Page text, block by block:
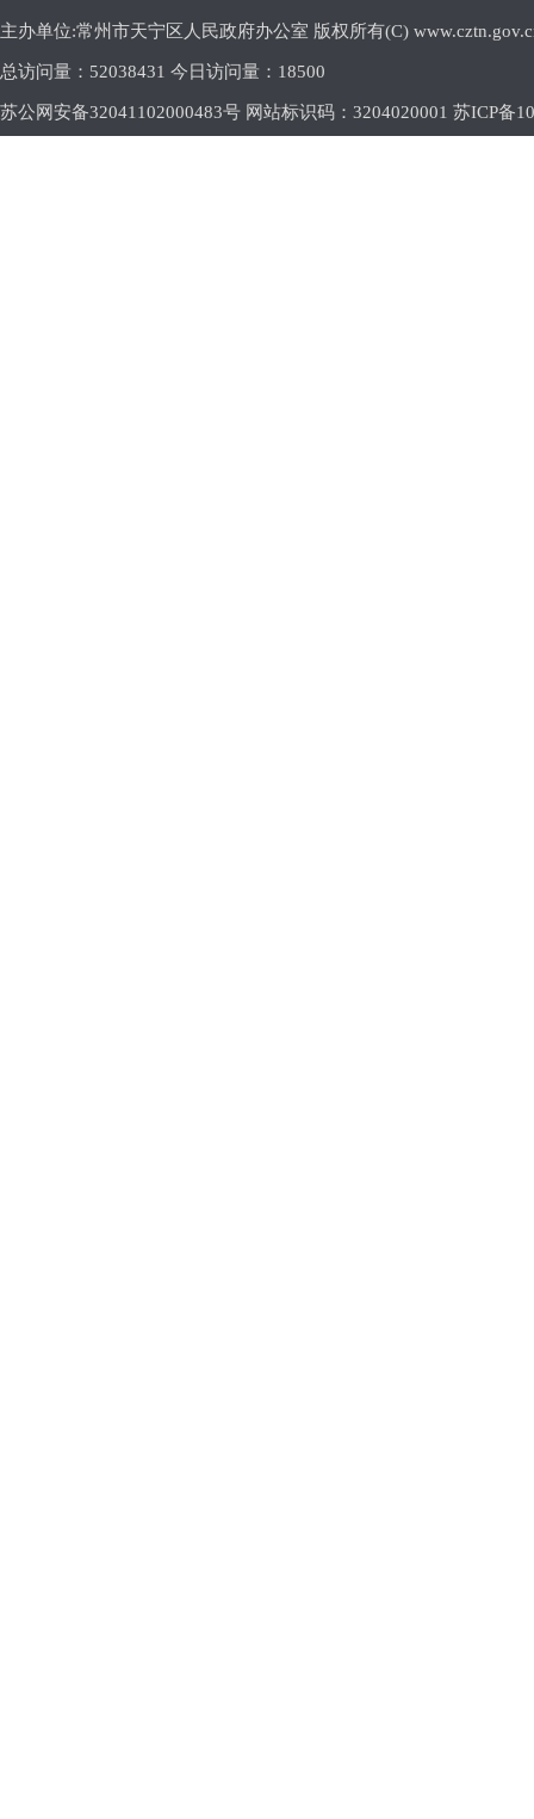
主办单位:常州市天宁区人民政府办公室 版权所有(C)
总访问量： 52038431 今日访问量： 18500
苏公网安备32041102000483号 网站标识码：3204020001 苏ICP备